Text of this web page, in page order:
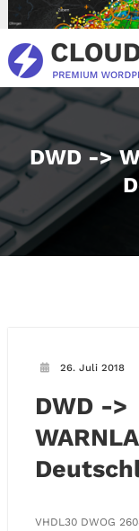
Inhalt
springen
DWD ->
26. Juli 2018
DWD ->
VHDL30 DWOG